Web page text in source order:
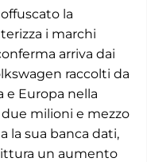
la
i marchi
arriva dai
raccolti da
e Europa nella
milioni e mezzo
la sua banca dati,
un aumento